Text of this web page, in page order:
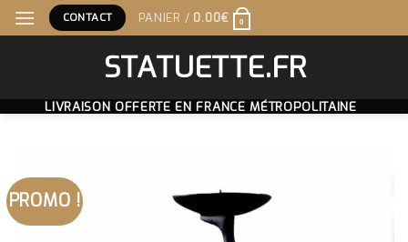
Skip
to
CONTACT PANIER / 0.00€ 0
STATUETTE.FR
LIVRAISON OFFERTE EN FRANCE MÉTROPOLITAINE
PROMO !